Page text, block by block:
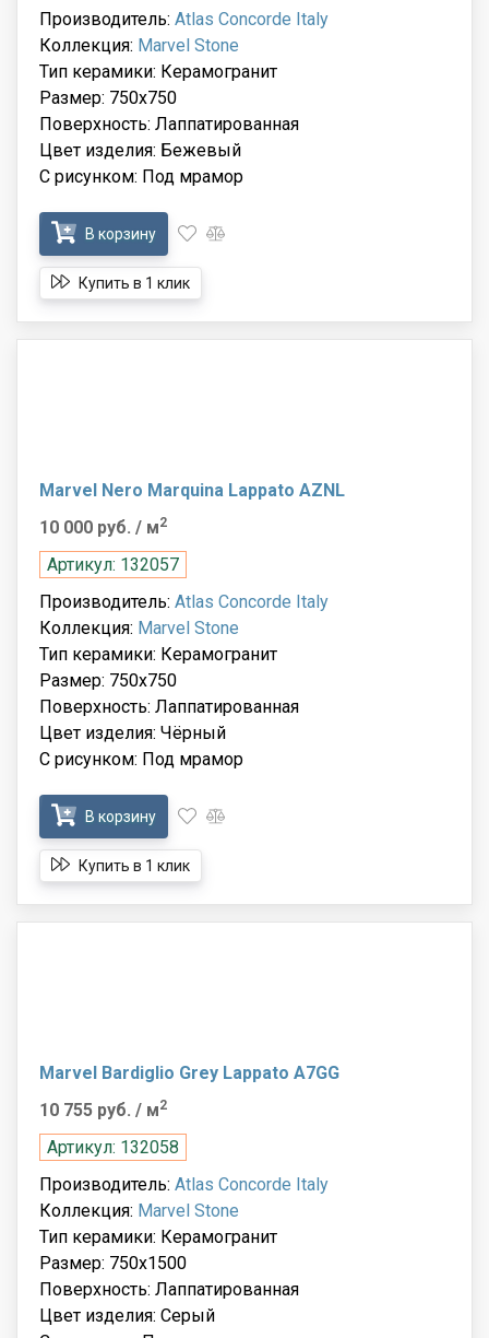
Производитель: Atlas Concorde Italy
Коллекция: Marvel Stone
Тип керамики: Керамогранит
Размер: 750x750
Поверхность: Лаппатированная
Цвет изделия: Бежевый
С рисунком: Под мрамор
В корзину
Купить в 1 клик
Marvel Nero Marquina Lappato AZNL
10 000 руб. / м2
Артикул: 132057
Производитель: Atlas Concorde Italy
Коллекция: Marvel Stone
Тип керамики: Керамогранит
Размер: 750x750
Поверхность: Лаппатированная
Цвет изделия: Чёрный
С рисунком: Под мрамор
В корзину
Купить в 1 клик
Marvel Bardiglio Grey Lappato A7GG
10 755 руб. / м2
Артикул: 132058
Производитель: Atlas Concorde Italy
Коллекция: Marvel Stone
Тип керамики: Керамогранит
Размер: 750x1500
Поверхность: Лаппатированная
Цвет изделия: Серый